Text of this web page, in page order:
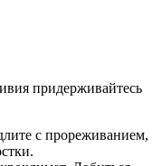
придерживайтесь
с прореживанием,